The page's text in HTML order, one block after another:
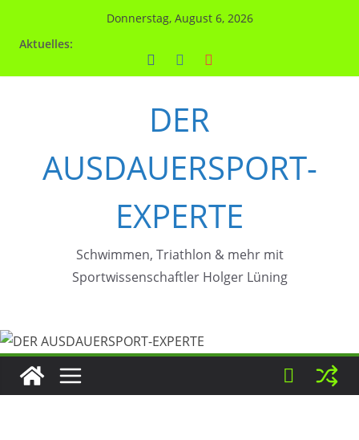
Donnerstag, August 6, 2026
Aktuelles:
DER
AUSDAUERSPORT-
EXPERTE
Schwimmen, Triathlon & mehr mit
Sportwissenschaftler Holger Lüning